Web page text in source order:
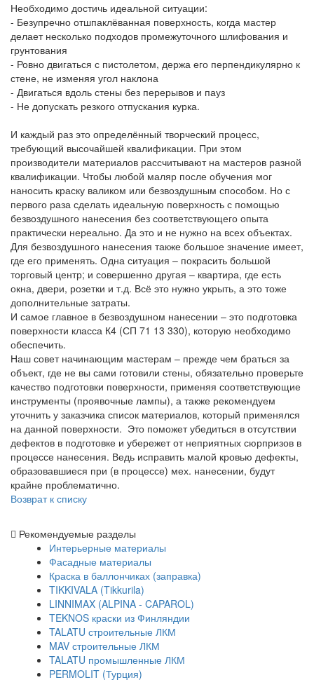
Необходимо достичь идеальной ситуации:
- Безупречно отшпаклёванная поверхность, когда мастер
делает несколько подходов промежуточного шлифования и
грунтования
- Ровно двигаться с пистолетом, держа его перпендикулярно к
стене, не изменяя угол наклона
- Двигаться вдоль стены без перерывов и пауз
- Не допускать резкого отпускания курка.
И каждый раз это определённый творческий процесс,
требующий высочайшей квалификации. При этом
производители материалов рассчитывают на мастеров разной
квалификации. Чтобы любой маляр после обучения мог
наносить краску валиком или безвоздушным способом. Но с
первого раза сделать идеальную поверхность с помощью
безвоздушного нанесения без соответствующего опыта
практически нереально. Да это и не нужно на всех объектах.
Для безвоздушного нанесения также большое значение имеет,
где его применять. Одна ситуация – покрасить большой
торговый центр; и совершенно другая – квартира, где есть
окна, двери, розетки и т.д. Всё это нужно укрыть, а это тоже
дополнительные затраты.
И самое главное в безвоздушном нанесении – это подготовка
поверхности класса К4 (СП 71 13 330), которую необходимо
обеспечить.
Наш совет начинающим мастерам – прежде чем браться за
объект, где не вы сами готовили стены, обязательно проверьте
качество подготовки поверхности, применяя соответствующие
инструменты (проявочные лампы), а также рекомендуем
уточнить у заказчика список материалов, который применялся
на данной поверхности. Это поможет убедиться в отсутствии
дефектов в подготовке и убережет от неприятных сюрпризов в
процессе нанесения. Ведь исправить малой кровью дефекты,
образовавшиеся при (в процессе) мех. нанесении, будут
крайне проблематично.
Возврат к списку
Рекомендуемые разделы
Интерьерные материалы
Фасадные материалы
Краска в баллончиках (заправка)
TIKKIVALA (Tikkurila)
LINNIMAX (ALPINA - CAPAROL)
TEKNOS краски из Финляндии
TALATU строительные ЛКМ
MAV строительные ЛКМ
TALATU промышленные ЛКМ
PERMOLIT (Турция)